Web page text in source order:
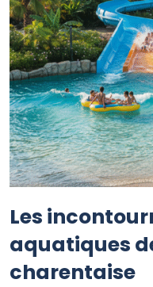
Les
aquatiques
charentaise